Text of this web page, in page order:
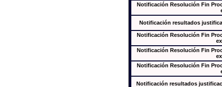
Notificación Resolución Fin
Notificación resultados
Notificación Resolución Fin
Notificación Resolución Fin
Notificación Resolución Fin
Notificación resultados